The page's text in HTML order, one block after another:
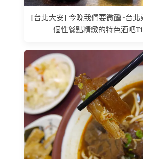
[台北大安] 今晚我們要微醺~台北
個性餐點精緻的特色酒吧